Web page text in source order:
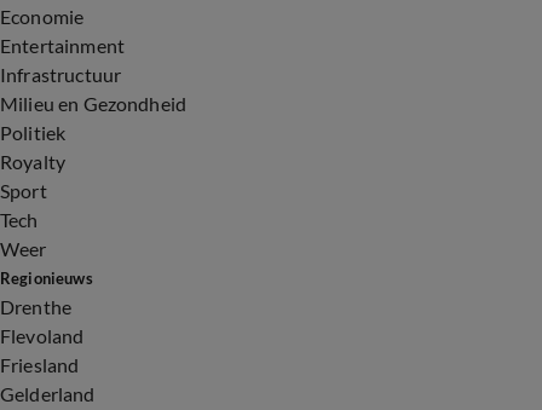
Economie
Entertainment
Infrastructuur
Milieu en Gezondheid
Politiek
Royalty
Sport
Tech
Weer
Regionieuws
Drenthe
Flevoland
Friesland
Gelderland